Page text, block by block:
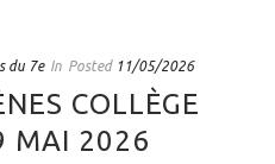
du 7e In Posted 11/05/2026
COLLÈGE
MAI 2026